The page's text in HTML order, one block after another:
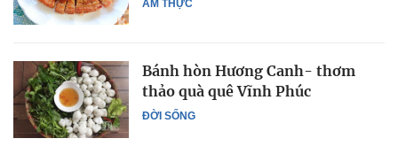
ẨM THỰC
ĐỜI SỐNG
Bánh hòn Hương Canh- thơm
thảo quà quê Vĩnh Phúc